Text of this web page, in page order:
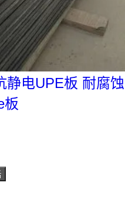
静电UPE板 耐腐蚀
板